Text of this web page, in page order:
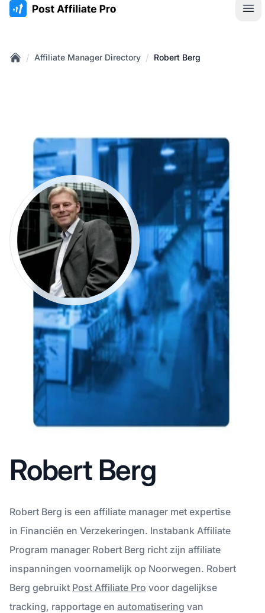
:site.title
/ Affiliate Manager Directory / Robert Berg
Robert Berg
Robert Berg is een affiliate manager met expertise
in Financiën en Verzekeringen. Instabank Affiliate
Program manager Robert Berg richt zijn affiliate
inspanningen voornamelijk op Noorwegen. Robert
Berg gebruikt Post Affiliate Pro voor dagelijkse
tracking, rapportage en automatisering van